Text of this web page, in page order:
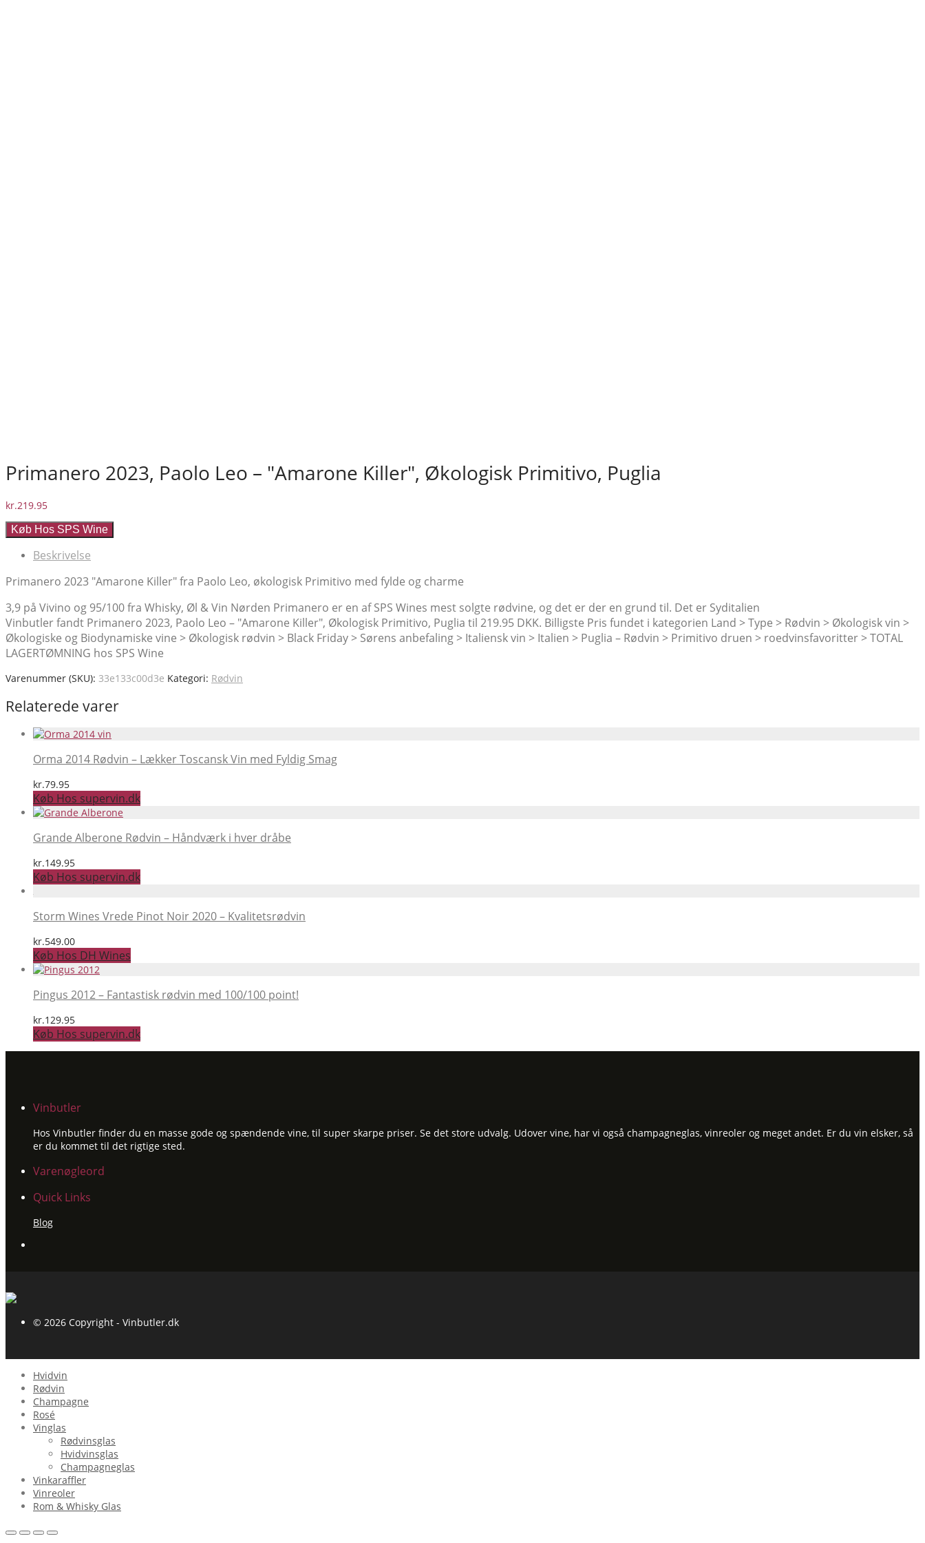
Primanero 2023, Paolo Leo – "Amarone Killer", Økologisk Primitivo, Puglia
kr.219.95
Køb Hos SPS Wine
Beskrivelse
Primanero 2023 "Amarone Killer" fra Paolo Leo, økologisk Primitivo med fylde og charme
3,9 på Vivino og 95/100 fra Whisky, Øl & Vin Nørden Primanero er en af SPS Wines mest solgte rødvine, og det er der en grund til. Det er Syditalien
Vinbutler fandt Primanero 2023, Paolo Leo – "Amarone Killer", Økologisk Primitivo, Puglia til 219.95 DKK. Billigste Pris fundet i kategorien Land > Type > Rødvin > Økologisk vin >
Økologiske og Biodynamiske vine > Økologisk rødvin > Black Friday > Sørens anbefaling > Italiensk vin > Italien > Puglia – Rødvin > Primitivo druen > roedvinsfavoritter > TOTAL
LAGERTØMNING hos SPS Wine
Varenummer (SKU): 33e133c00d3e Kategori: Rødvin
Relaterede varer
Orma 2014 Rødvin – Lækker Toscansk Vin med Fyldig Smag
kr.79.95
Køb Hos supervin.dk
Grande Alberone Rødvin – Håndværk i hver dråbe
kr.149.95
Køb Hos supervin.dk
Storm Wines Vrede Pinot Noir 2020 – Kvalitetsrødvin
kr.549.00
Køb Hos DH Wines
Pingus 2012 – Fantastisk rødvin med 100/100 point!
kr.129.95
Køb Hos supervin.dk
Vinbutler
Hos Vinbutler finder du en masse gode og spændende vine, til super skarpe priser. Se det store udvalg. Udover vine, har vi også champagneglas, vinreoler og meget andet. Er du vin elsker, så
er du kommet til det rigtige sted.
Varenøgleord
Quick Links
Blog
© 2026 Copyright - Vinbutler.dk
Hvidvin
Rødvin
Champagne
Rosé
Vinglas
Rødvinsglas
Hvidvinsglas
Champagneglas
Vinkaraffler
Vinreoler
Rom & Whisky Glas